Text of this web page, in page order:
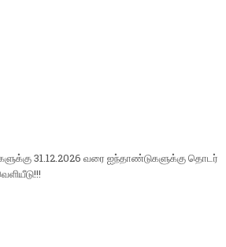
31.12.2026 வரை ஐந்தாண்டுகளுக்கு தொடர்